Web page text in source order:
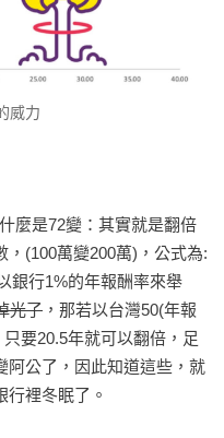
威力
麼是72變：其實就是翻倍
(100萬變200萬)，公式為:
銀行1%的年報酬率來舉
光了 ，那若以台灣50(年報
要20.5年就可以翻倍，足
阿公了，因此知道這些，就
裡冬眠了。